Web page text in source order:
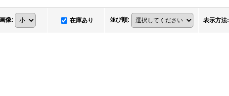
画像: 在庫あり 並び順: 表示方法: